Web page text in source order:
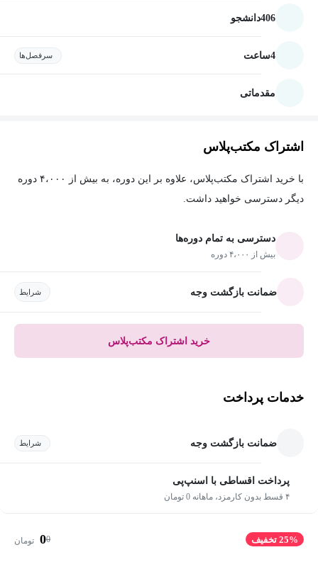
406دانشجو
4ساعت سرفصل‌ها
مقدماتی
اشتراک مکتب‌پلاس
با خرید اشتراک مکتب‌پلاس، علاوه بر این دوره، به بیش از ۴،۰۰۰ دوره
دیگر دسترسی خواهید داشت.
دسترسی به تمام دوره‌ها
بیش از ۴،۰۰۰ دوره
ضمانت بازگشت وجه شرایط
خرید اشتراک مکتب‌پلاس
خدمات پرداخت
ضمانت بازگشت وجه شرایط
پرداخت اقساطی با اسنپ‌پی
۴ قسط بدون کارمزد، ماهانه 0 تومان
25% تخفیف 0
0 تومان